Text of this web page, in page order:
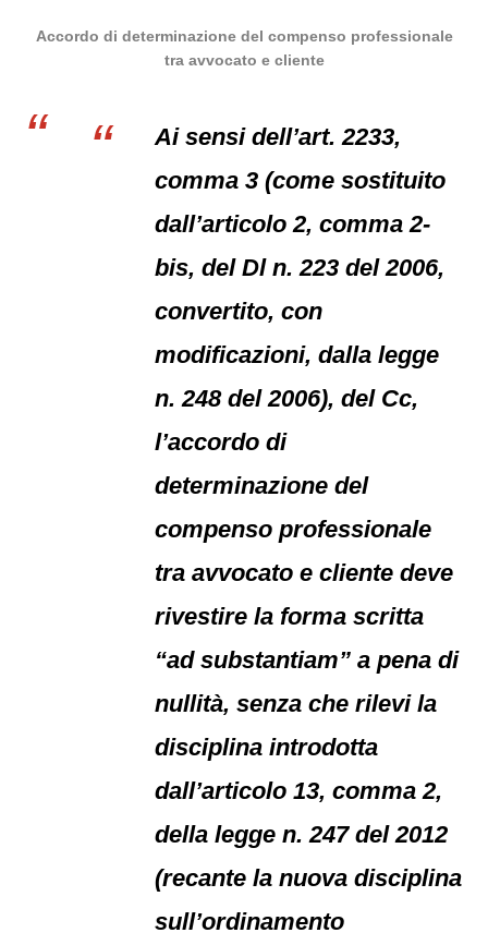
Accordo di determinazione del compenso professionale
tra avvocato e cliente
Ai sensi dell’art. 2233,
comma 3 (come sostituito
dall’articolo 2, comma 2-
bis, del Dl n. 223 del 2006,
convertito, con
modificazioni, dalla legge
n. 248 del 2006), del Cc,
l’accordo di
determinazione del
compenso professionale
tra avvocato e cliente deve
rivestire la forma scritta
“ad substantiam” a pena di
nullità, senza che rilevi la
disciplina introdotta
dall’articolo 13, comma 2,
della legge n. 247 del 2012
(recante la nuova disciplina
sull’ordinamento